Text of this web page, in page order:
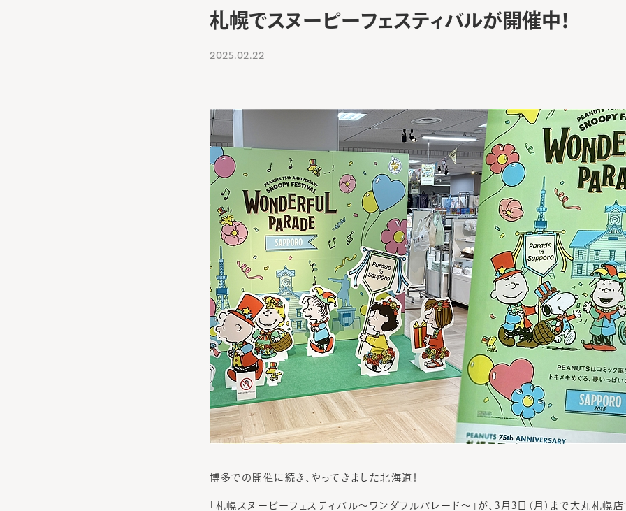
札幌でスヌーピーフェスティバルが開催中！
2025.02.22
博多での開催に続き、やってきました北海道！
「札幌スヌーピーフェスティバル～ワンダフルパレード～」が、3月3日（月）まで大丸札幌